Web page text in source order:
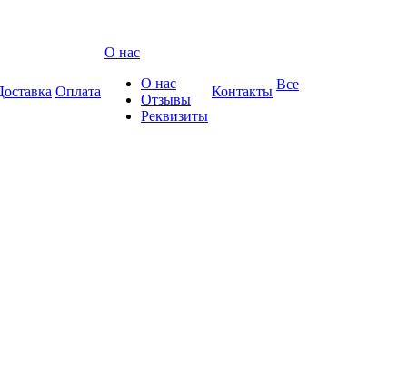
Оплата
О нас
О нас
Отзывы
Реквизиты
Контакты Все